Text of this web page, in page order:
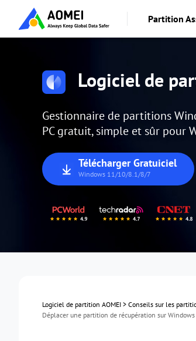
Partition
Logiciel de
Gestionnaire de partitions
PC gratuit, simple et sûr pour
Télécharger Gratuiciel
Windows 11/10/8.1/8/7
Logiciel de partition AOMEI > Conseils sur les
Déplacer une partition de récupération sur